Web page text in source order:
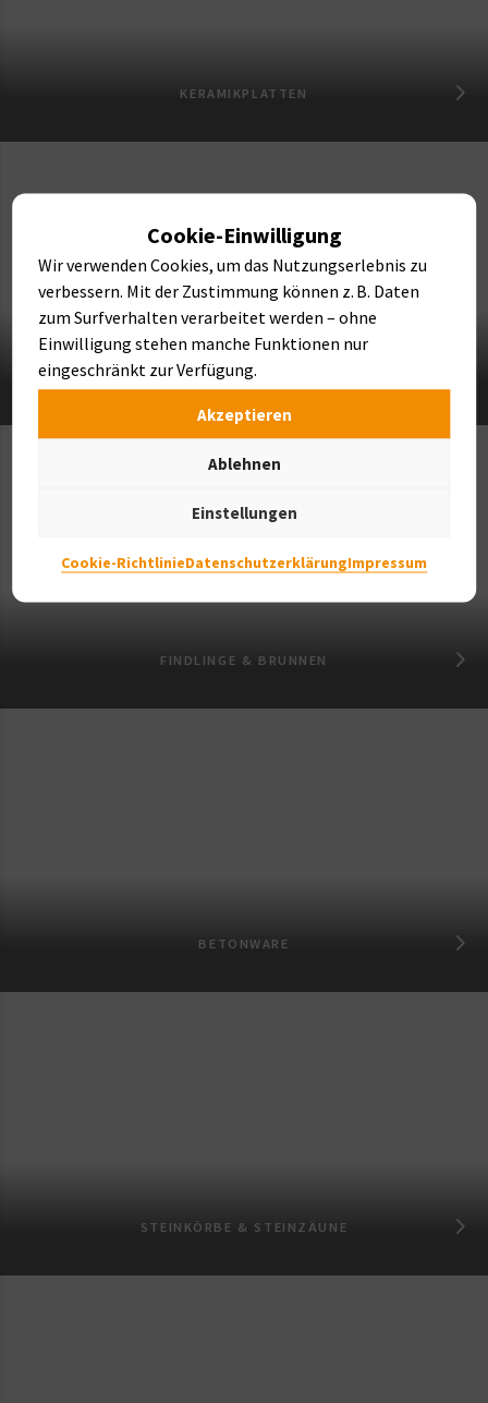
Cookie-Einwilligung
Wir verwenden Cookies, um das Nutzungserlebnis zu
verbessern. Mit der Zustimmung können z. B. Daten
zum Surfverhalten verarbeitet werden – ohne
Einwilligung stehen manche Funktionen nur
eingeschränkt zur Verfügung.
Akzeptieren
Ablehnen
Einstellungen
Cookie-RichtlinieDatenschutzerklärungImpressum
KERAMIKPLATTEN
NATURSTEINE
FINDLINGE & BRUNNEN
BETONWARE
STEINKÖRBE & STEINZÄUNE